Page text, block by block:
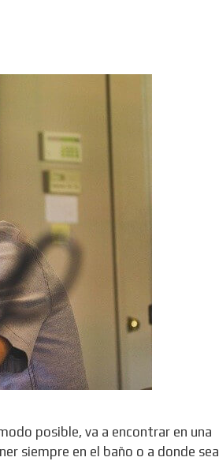
posible, va a encontrar en una
siempre en el baño o a donde sea